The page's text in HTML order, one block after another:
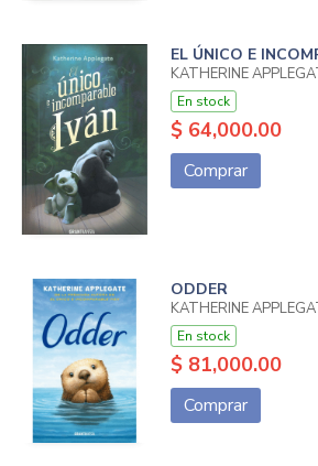
EL ÚNICO E
KATHERINE
En stock
$ 64,000.00
Comprar
ODDER
KATHERINE
En stock
$ 81,000.00
Comprar